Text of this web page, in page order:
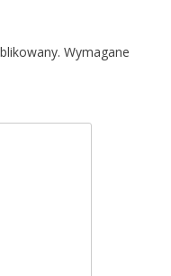
Wymagane